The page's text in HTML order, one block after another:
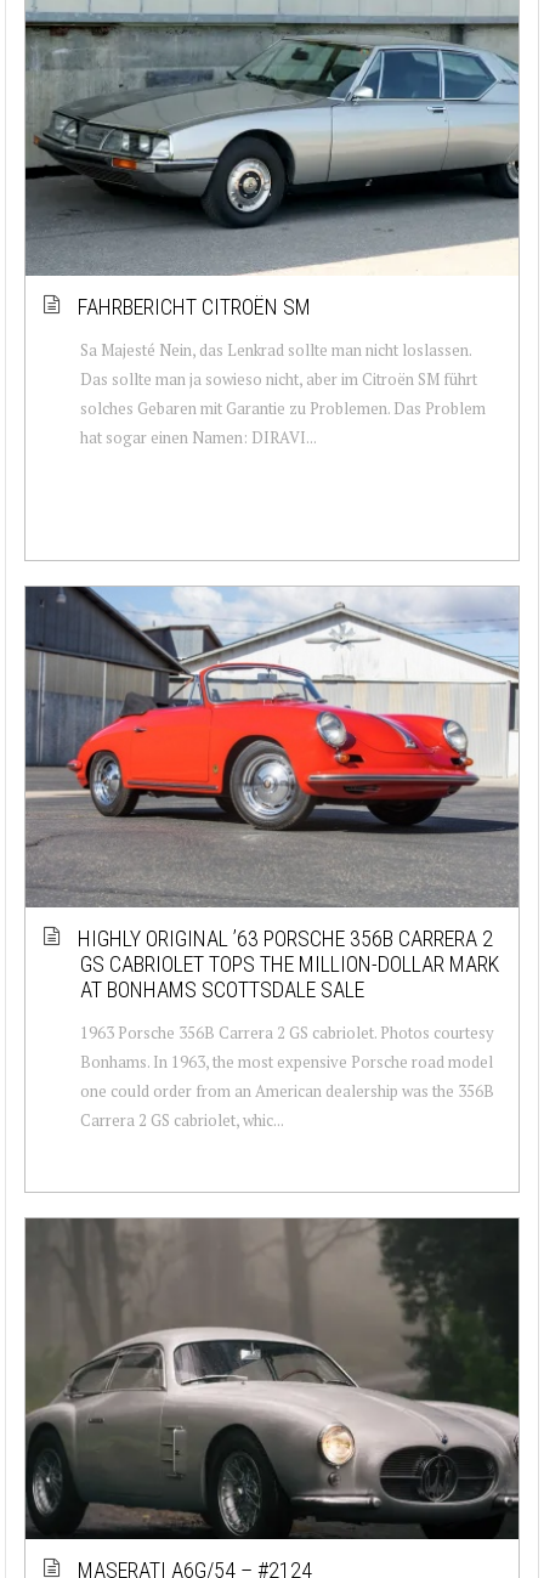
FAHRBERICHT CITROËN SM
Sa Majesté Nein, das Lenkrad sollte man nicht loslassen.
Das sollte man ja sowieso nicht, aber im Citroën SM führt
solches Gebaren mit Garantie zu Problemen. Das Problem
hat sogar einen Namen: DIRAVI...
HIGHLY ORIGINAL ’63 PORSCHE 356B CARRERA 2
GS CABRIOLET TOPS THE MILLION-DOLLAR MARK
AT BONHAMS SCOTTSDALE SALE
1963 Porsche 356B Carrera 2 GS cabriolet. Photos courtesy
Bonhams. In 1963, the most expensive Porsche road model
one could order from an American dealership was the 356B
Carrera 2 GS cabriolet, whic...
MASERATI A6G/54 – #2124